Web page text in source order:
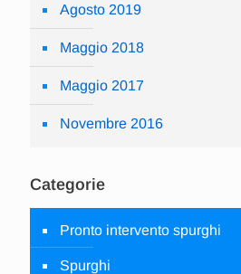
Agosto 2019
Maggio 2018
Maggio 2017
Novembre 2016
Categorie
Pronto intervento spurghi
Spurghi